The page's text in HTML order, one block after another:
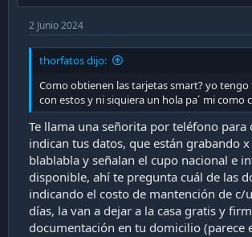
2 Junio 2024
thorfatos dijo:
Como obtienen las tarjetas smart? yo
con estos y ni siquiera un hola pa´ mi como
Te llama una señorita por teléfono para
indican tus datos, que están grabando
blablabla y señalan el cupo nacional e
disponible, ahí te pregunta cuál de las
indicando el costo de mantención de c/
días, la van a dejar a la casa gratis y
documentación en tu domicilio (parece